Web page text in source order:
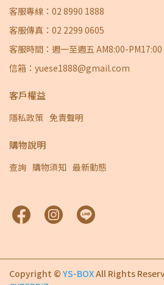
客服專線：02 8990 1888
客服傳真：02 2299 0605
客服時間：週一至週五 AM8:00-PM17:00
信箱：yuese1888@gmail.com
客戶權益
隱私政策 免責聲明
購物說明
查詢 購物須知 最新動態
Copyright © YS-BOXAll Rights